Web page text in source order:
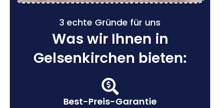
3 echte Gründe für uns
Was wir Ihnen in
Gelsenkirchen bieten:
Best-Preis-Garantie